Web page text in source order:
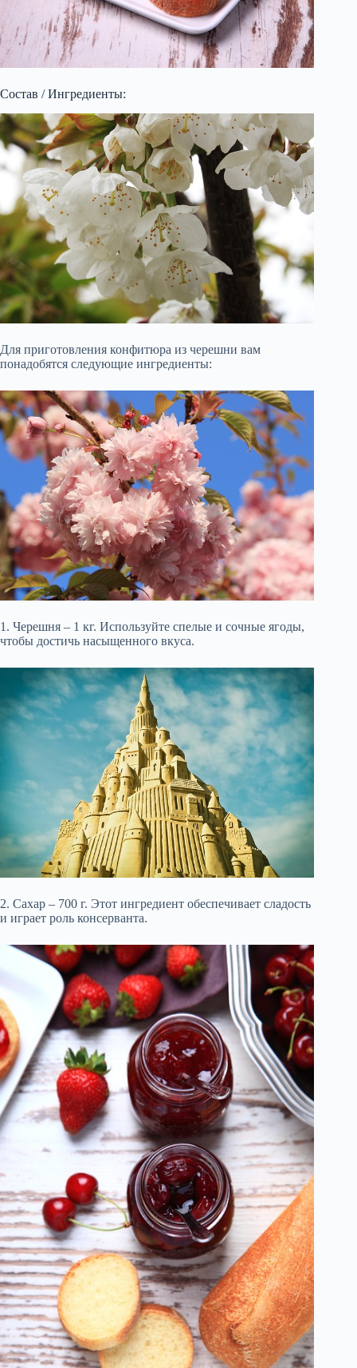
Состав / Ингредиенты:
Для приготовления конфитюра из черешни вам
понадобятся следующие ингредиенты:
1. Черешня – 1 кг. Используйте спелые и сочные ягоды,
чтобы достичь насыщенного вкуса.
2. Сахар – 700 г. Этот ингредиент обеспечивает сладость
и играет роль консерванта.